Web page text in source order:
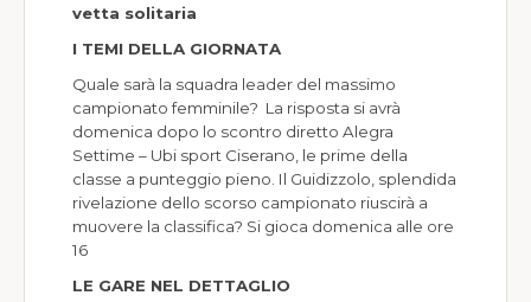
vetta solitaria
I TEMI DELLA GIORNATA
Quale sarà la squadra leader del massimo
campionato femminile? La risposta si avrà
domenica dopo lo scontro diretto Alegra
Settime – Ubi sport Ciserano, le prime della
classe a punteggio pieno. Il Guidizzolo, splendida
rivelazione dello scorso campionato riuscirà a
muovere la classifica? Si gioca domenica alle ore
16
LE GARE NEL DETTAGLIO